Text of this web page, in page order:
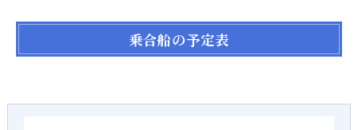
乗合船の予定表